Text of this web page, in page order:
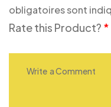
obligatoires sont
Rate this Product? *